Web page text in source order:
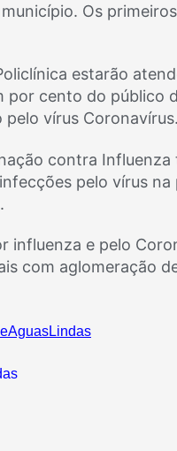
Os
estarão
cento do público
vírus Coronavírus.
contra
pelo vírus
influenza e pelo
com aglomeração